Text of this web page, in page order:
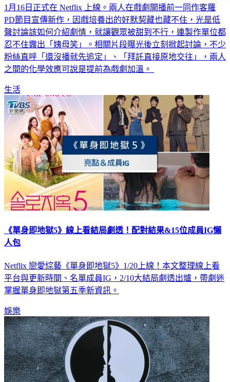
1月16日正式在 Netflix 上線。兩人在戲劇開播前一同作客羅
PD節目宣傳新作，因戲培養出的好默契藏也藏不住，光是低
聲討論該如何介紹劇情，就讓觀眾被甜到不行，連製作單位都
忍不住露出「姨母笑」。相關片段曝光後立刻掀起討論，不少
粉絲直呼「還沒播就先追定」、「拜託直接原地交往」，兩人
之間的化學效應可說是提前為戲劇加溫。
生活
《單身即地獄5》線上看結局劇透！配對結果&15位成員IG懶
人包
Netflix 戀愛綜藝《單身即地獄5》1/20上線！本文整理線上看
平台與更新時間、名單成員IG，2/10大結局劇透出爐，帶劇迷
掌握單身即地獄第五季新資訊。
娛樂